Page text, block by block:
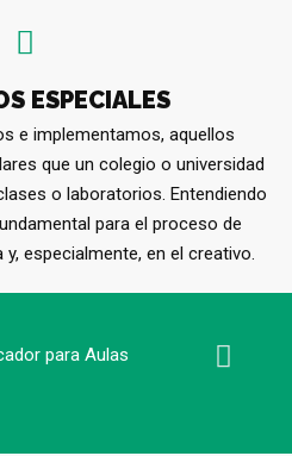
ESPECIALES
e implementamos, aquellos
que un colegio o universidad
o laboratorios. Entendiendo
para el proceso de
especialmente, en el creativo.